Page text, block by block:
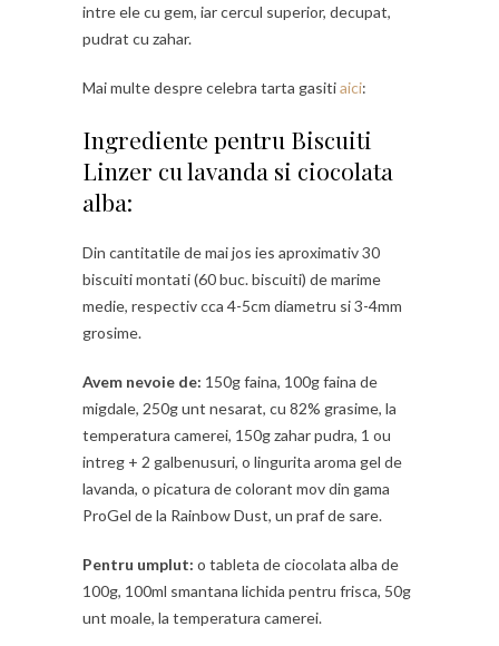
intre ele cu gem, iar cercul superior, decupat,
pudrat cu zahar.
Mai multe despre celebra tarta gasitiaici:
Ingrediente pentru Biscuiti
Linzer cu lavanda si ciocolata
alba:
Din cantitatile de mai jos ies aproximativ 30
biscuiti montati (60 buc. biscuiti) de marime
medie, respectiv cca 4-5cm diametru si 3-4mm
grosime.
Avem nevoie de: 150g faina, 100g faina de
migdale, 250g unt nesarat, cu 82% grasime, la
temperatura camerei, 150g zahar pudra, 1 ou
intreg + 2 galbenusuri, o lingurita aroma gel de
lavanda, o picatura de colorant mov din gama
ProGel de la Rainbow Dust, un praf de sare.
Pentru umplut: o tableta de ciocolata alba de
100g, 100ml smantana lichida pentru frisca, 50g
unt moale, la temperatura camerei.